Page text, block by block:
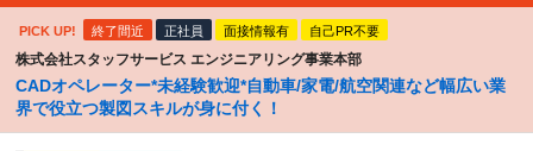
PICK UP! 終了間近 正社員 面接情報有 自己PR不要
株式会社スタッフサービス エンジニアリング事業本部
CADオペレーター*未経験歓迎*自動車/家電/航空関連など幅広い業
界で役立つ製図スキルが身に付く！